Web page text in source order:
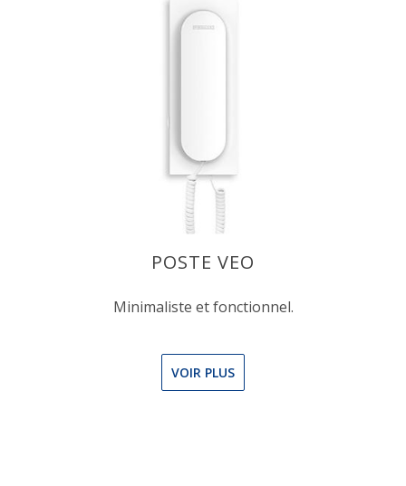
POSTE VEO
Minimaliste et fonctionnel.
VOIR PLUS